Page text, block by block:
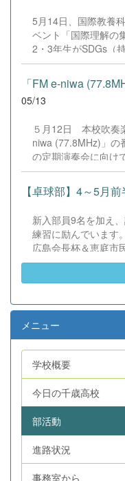
テンツの内容をより
ための指標として活
は「オープンソース
徒はもちろん、他校
た」「...
5月14日、国際教養
ベント「国際理解の
2・3年生がSDGs（
よそ2ヶ月半かけて
の集大成を披露する
から自らテーマを設
る」という強い当事
題まで、多岐にわた
提言しました。 午前
ばれた各学年3名の
登壇。ALTの先生か
することなく堂々と
誇りを感じさせる立
2年生は林とわこさ
輝きました。二人は
の柔軟なやり取りが
を1年生はしっかり
あなたたちの番で
る意識と英語...
05/13
５月12日 本校吹奏
niwa (77.8MHz)」の
の定期演奏会に向け
きどころや、初披露
の練習の様子をラジ
楽器ならではの肺活
なりました。初めて
し緊張した面持ちの
方の温かい進行のお
ス。終始笑顔があふ
期演奏会本番まであ
調整に励んでいます
所：北ガス文化ホー
校石原までお問い合
晴らしい時間を共有
います！#千歳高校 #
会 #えにわFM
歳市 &nbsp...
【卓球部】4～5月
新入部員9名を加え
練習に励んでいます
広島会長杯＆恵庭市
われ、北広島会長杯
市民大会には男子7
重な経験を積むこと
験することができ、
たシングルスは予選
さん試合経験を積む
会長杯・女子シン
本璃呼◉恵庭市民大
札幌地区春季大会個
新入生を加えて初め
きました。個人戦ダ
メニュー
学校概要
今日の千歳高校
部活動
進路状況
事務室から